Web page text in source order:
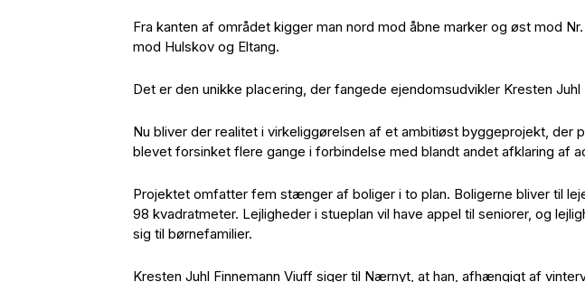
Fra kanten af området kigger man nord mod åbne marker og øst mod
mod Hulskov og Eltang.
Det er den unikke placering, der fangede ejendomsudvikler Kresten Juhl
Nu bliver der realitet i virkeliggørelsen af et ambitiøst byggeprojekt, der
blevet forsinket flere gange i forbindelse med blandt andet afklaring af
Projektet omfatter fem stænger af boliger i to plan. Boligerne bliver til
98 kvadratmeter. Lejligheder i stueplan vil have appel til seniorer, og
sig til børnefamilier.
Kresten Juhl Finnemann Viuff siger til Nærnyt, at han, afhængigt af